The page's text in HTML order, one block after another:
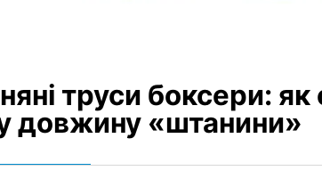
труси боксери: як
довжину «штанини»